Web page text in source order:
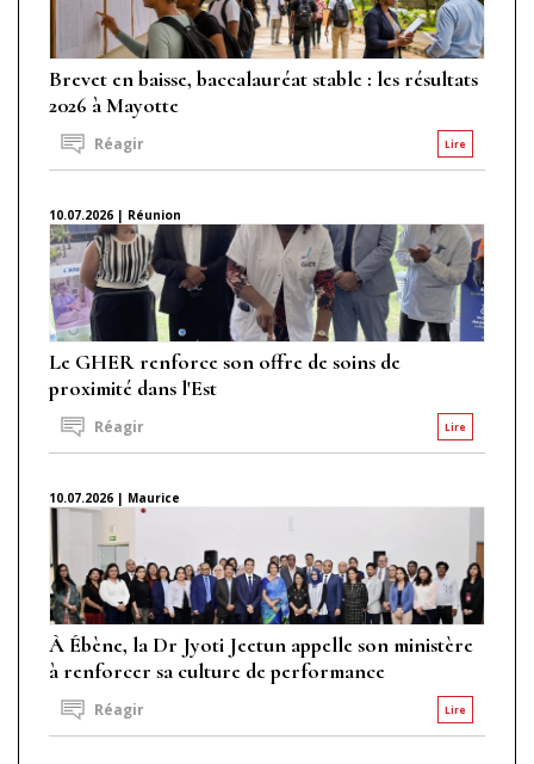
Brevet en baisse, baccalauréat stable : les résultats
2026 à Mayotte
Lire
Réagir
10.07.2026 | Réunion
Le GHER renforce son offre de soins de
proximité dans l'Est
Lire
Réagir
10.07.2026 | Maurice
À Ébène, la Dr Jyoti Jeetun appelle son ministère
à renforcer sa culture de performance
Lire
Réagir